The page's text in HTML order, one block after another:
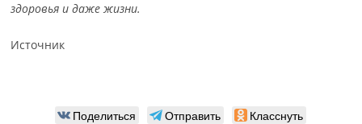
здоровья и даже жизни.
Источник
Поделиться Отправить Класснуть